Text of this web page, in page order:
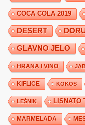
COCA COLA 2019
DESERT
GLAVNO JELO
HRANA I VINO
KIFLICE KOKOS
LEŠNIK LISNATO
MARMELADA